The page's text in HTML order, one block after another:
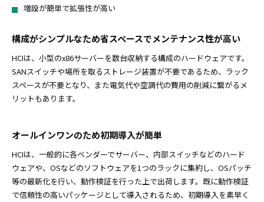
増設が簡単で拡張性が高い
構成がシンプルなため省スペースでメンテナンス性が高い
HCIは、小型のx86サーバーを数台収納する構成のハードウェアです。
SANスイッチや場所を取るストレージ装置が不要であるため、ラック
スペースが不要となり、また電気代や空調代の費用の削減に繋がるメ
リットもあります。
オールインワンのため初期導入が簡単
HCIは、一般的に各ベンダーでサーバー、内部スイッチなどのハード
ウェアや、OSなどのソフトウェアを1つのラックに集約し、OSパッチ
等の最新化を行い、動作検証を行った上で出荷します。既に動作検証
で信頼性の高いパッケージとして導入されるため、初期導入を素早く